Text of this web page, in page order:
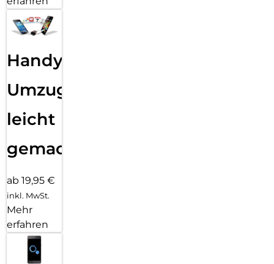
Einfaches, blasenfreies Aufbringen:
Mit dem EASY-ON Eco-Montagerahmen und dem
dazugehörigen Video Tutorial gestaltet sich die Montage des
kein schiefes Aufliegen des Screen Protectors auf dem
Display, keine verdeckten Öffnungen für Lautsprecher oder
Gut für die Umwelt: der Eco-Montagerahmen besteht zu
dem Einsatz bedenkenlos mit dem Altpapier recycelt
werden.
Handy
Umzug
leicht
gemacht!
ab 19,95 €
inkl. MwSt.
Mehr
erfahren